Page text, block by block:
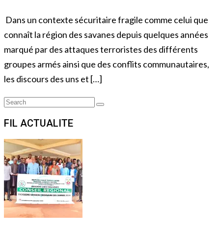
Dans un contexte sécuritaire fragile comme celui que
connaît la région des savanes depuis quelques années
marqué par des attaques terroristes des différents
groupes armés ainsi que des conflits communautaires,
les discours des uns et […]
Search
Search
FIL ACTUALITE